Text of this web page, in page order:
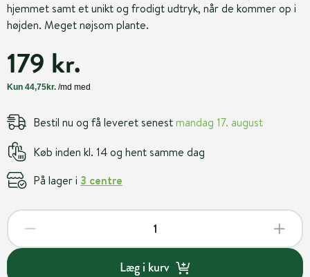
hjemmet samt et unikt og frodigt udtryk, når de kommer op i
højden. Meget nøjsom plante.
179 kr.
Bestil nu og få leveret senestmandag 17. august
Køb inden kl. 14 og hent samme dag
På lager i 3 centre
Læg i kurv